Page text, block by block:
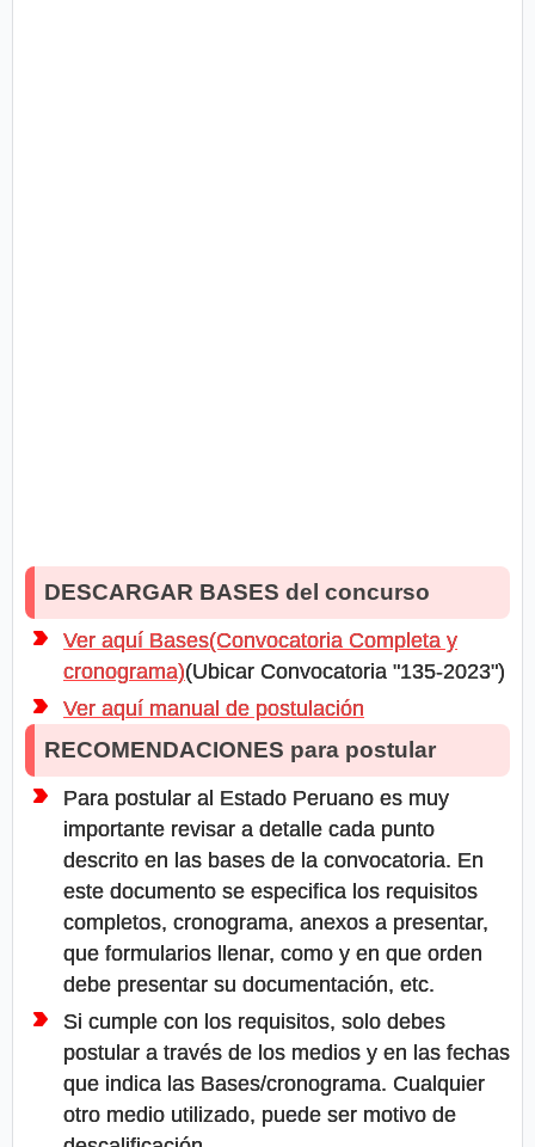
DESCARGAR BASES del concurso
Ver aquí Bases(Convocatoria Completa y
cronograma)(Ubicar Convocatoria "135-2023")
Ver aquí manual de postulación
RECOMENDACIONES para postular
Para postular al Estado Peruano es muy
importante revisar a detalle cada punto
descrito en las bases de la convocatoria. En
este documento se especifica los requisitos
completos, cronograma, anexos a presentar,
que formularios llenar, como y en que orden
debe presentar su documentación, etc.
Si cumple con los requisitos, solo debes
postular a través de los medios y en las fechas
que indica las Bases/cronograma. Cualquier
otro medio utilizado, puede ser motivo de